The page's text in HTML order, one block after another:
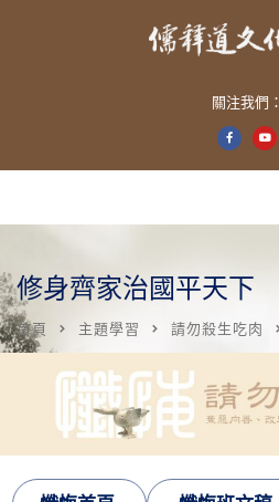
關注我們：
修身齊家治國平天下
首頁 主題學習 請勿殺生吃肉